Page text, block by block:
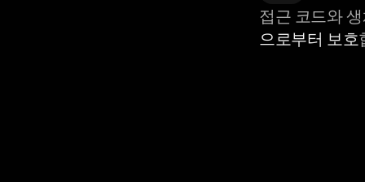
접근 코드와
으로부터 보호